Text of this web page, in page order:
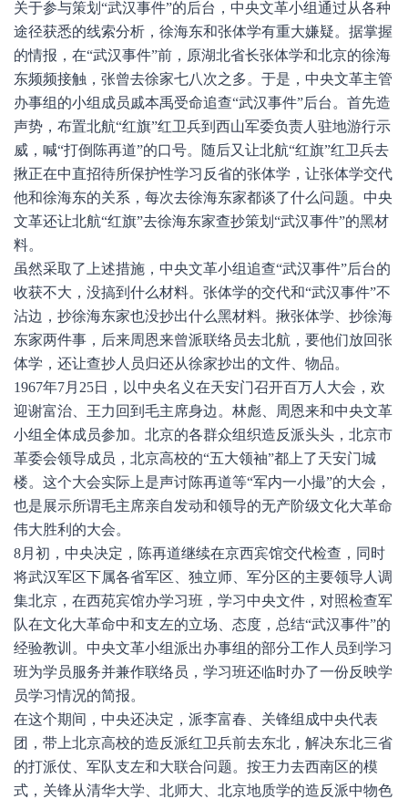
关于参与策划“武汉事件”的后台，中央文革小组通过从各种
途径获悉的线索分析，徐海东和张体学有重大嫌疑。据掌握
的情报，在“武汉事件”前，原湖北省长张体学和北京的徐海
东频频接触，张曾去徐家七八次之多。于是，中央文革主管
办事组的小组成员戚本禹受命追查“武汉事件”后台。首先造
声势，布置北航“红旗”红卫兵到西山军委负责人驻地游行示
威，喊“打倒陈再道”的口号。随后又让北航“红旗”红卫兵去
揪正在中直招待所保护性学习反省的张体学，让张体学交代
他和徐海东的关系，每次去徐海东家都谈了什么问题。中央
文革还让北航“红旗”去徐海东家查抄策划“武汉事件”的黑材
料。
虽然采取了上述措施，中央文革小组追查“武汉事件”后台的
收获不大，没搞到什么材料。张体学的交代和“武汉事件”不
沾边，抄徐海东家也没抄出什么黑材料。揪张体学、抄徐海
东家两件事，后来周恩来曾派联络员去北航，要他们放回张
体学，还让查抄人员归还从徐家抄出的文件、物品。
1967年7月25日，以中央名义在天安门召开百万人大会，欢
迎谢富治、王力回到毛主席身边。林彪、周恩来和中央文革
小组全体成员参加。北京的各群众组织造反派头头，北京市
革委会领导成员，北京高校的“五大领袖”都上了天安门城
楼。这个大会实际上是声讨陈再道等“军内一小撮”的大会，
也是展示所谓毛主席亲自发动和领导的无产阶级文化大革命
伟大胜利的大会。
8月初，中央决定，陈再道继续在京西宾馆交代检查，同时
将武汉军区下属各省军区、独立师、军分区的主要领导人调
集北京，在西苑宾馆办学习班，学习中央文件，对照检查军
队在文化大革命中和支左的立场、态度，总结“武汉事件”的
经验教训。中央文革小组派出办事组的部分工作人员到学习
班为学员服务并兼作联络员，学习班还临时办了一份反映学
员学习情况的简报。
在这个期间，中央还决定，派李富春、关锋组成中央代表
团，带上北京高校的造反派红卫兵前去东北，解决东北三省
的打派仗、军队支左和大联合问题。按王力去西南区的模
式，关锋从清华大学、北师大、北京地质学的造反派中物色